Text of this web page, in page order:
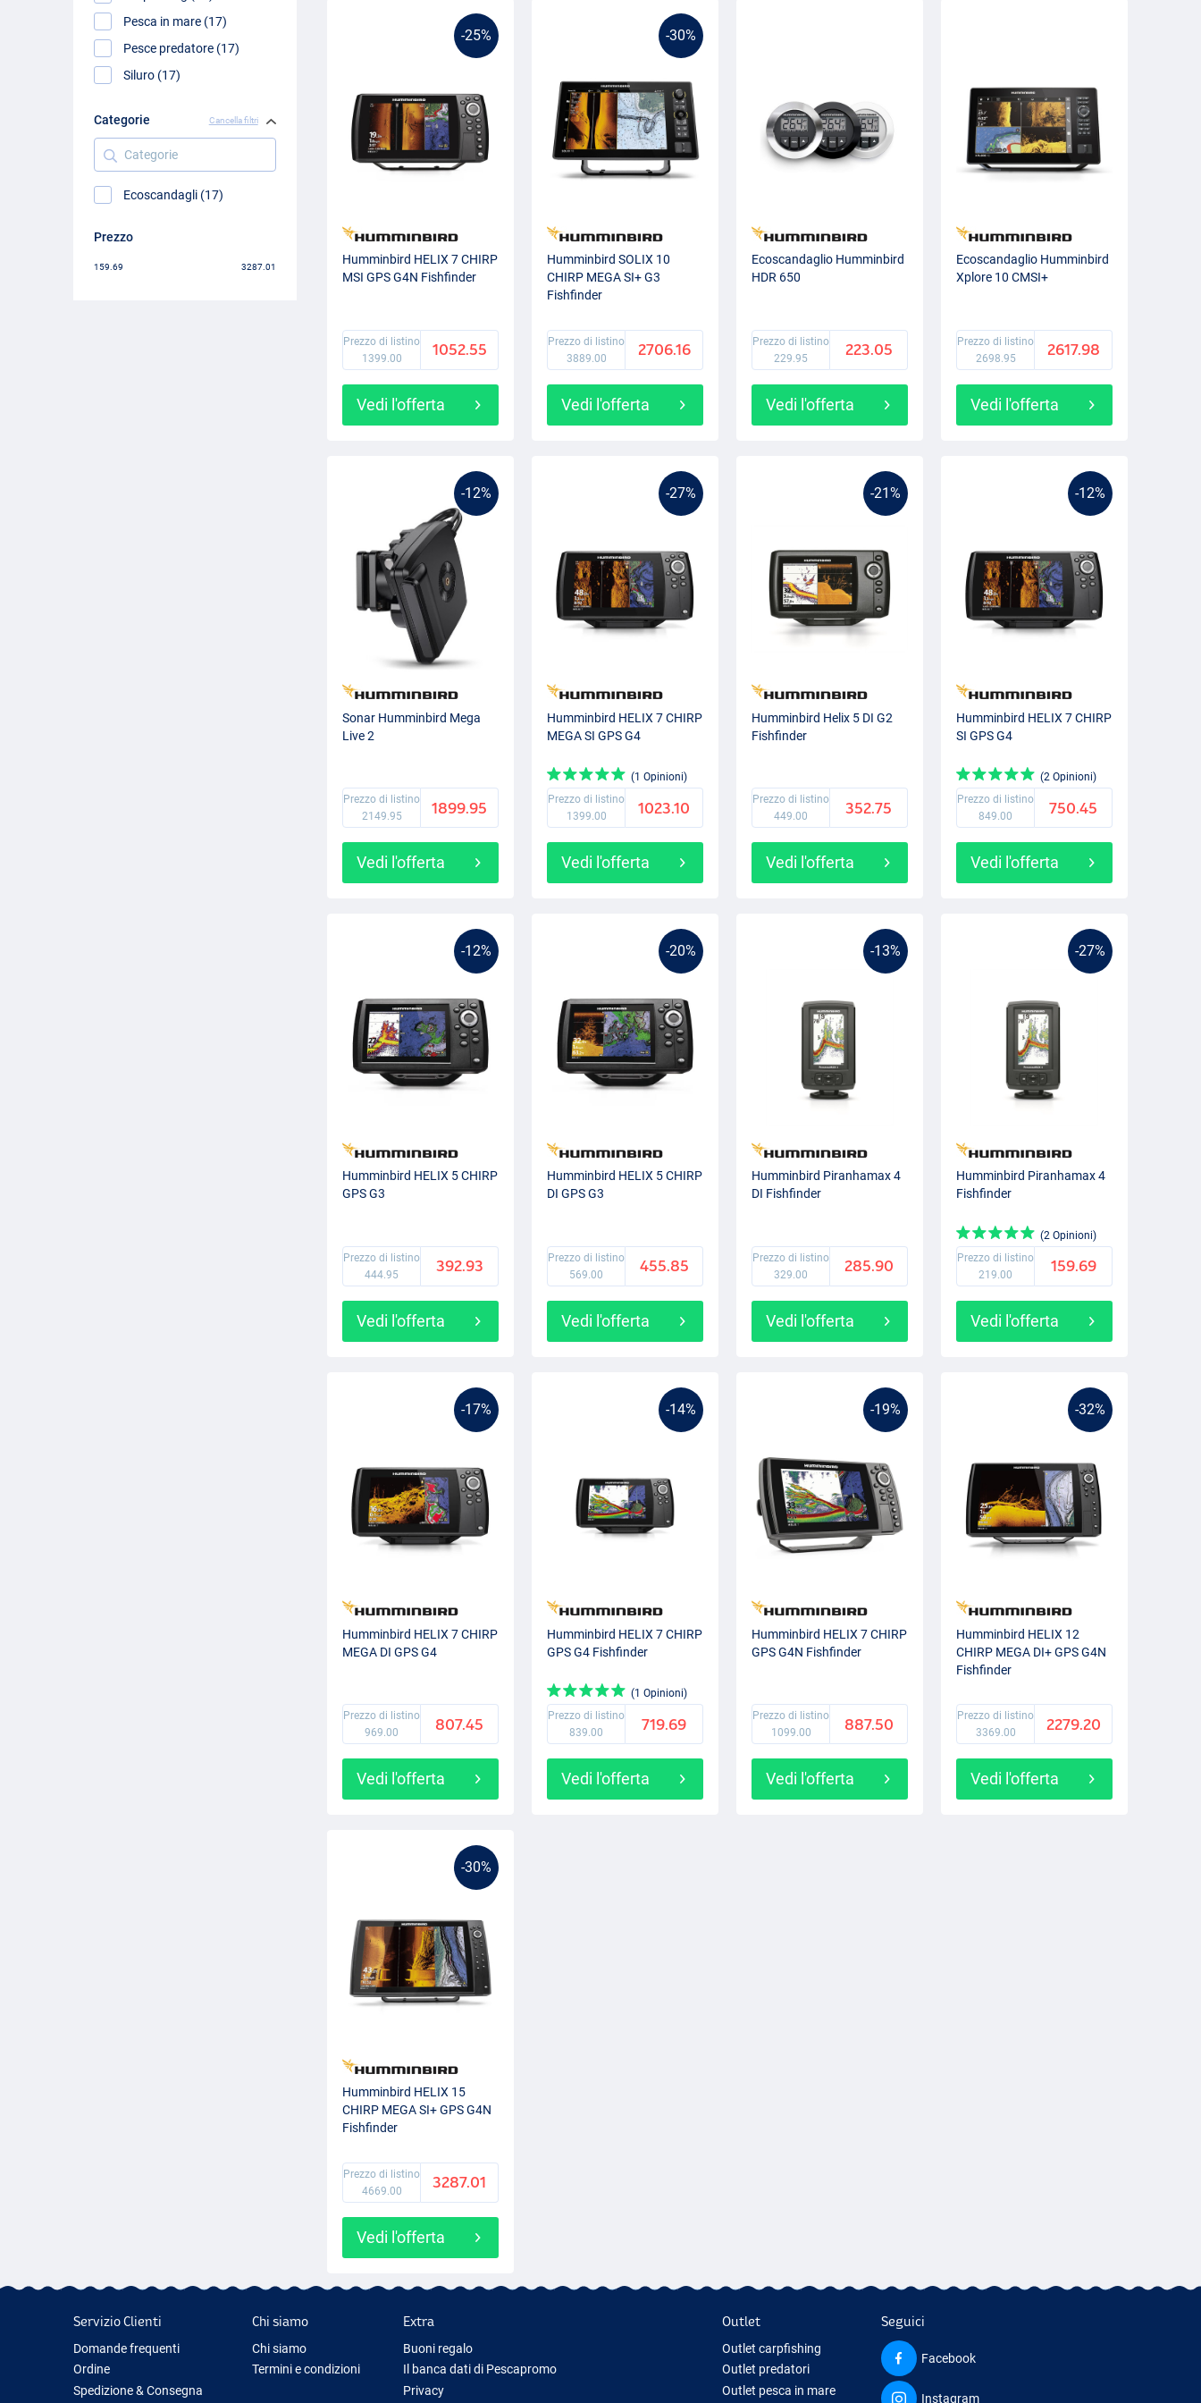
Pesca in mare (17)
Pesce predatore (17)
Siluro (17)
Categorie Cancella filtri
Categorie
Ecoscandagli (17)
Prezzo
159.69 3287.01
-25%
Humminbird HELIX 7 CHIRP
MSI GPS G4N Fishfinder
Prezzo di listino
1399.00
1052.55
Vedi l'offerta
-30%
Humminbird SOLIX 10
CHIRP MEGA SI+ G3
Fishfinder
Prezzo di listino
3889.00
2706.16
Vedi l'offerta
Ecoscandaglio Humminbird
HDR 650
Prezzo di listino
229.95
223.05
Vedi l'offerta
Ecoscandaglio Humminbird
Xplore 10 CMSI+
Prezzo di listino
2698.95
2617.98
Vedi l'offerta
-12%
Sonar Humminbird Mega
Live 2
Prezzo di listino
2149.95
1899.95
Vedi l'offerta
-27%
Humminbird HELIX 7 CHIRP
MEGA SI GPS G4
(1 Opinioni)
Prezzo di listino
1399.00
1023.10
Vedi l'offerta
-21%
Humminbird Helix 5 DI G2
Fishfinder
Prezzo di listino
449.00
352.75
Vedi l'offerta
-12%
Humminbird HELIX 7 CHIRP
SI GPS G4
(2 Opinioni)
Prezzo di listino
849.00
750.45
Vedi l'offerta
-12%
Humminbird HELIX 5 CHIRP
GPS G3
Prezzo di listino
444.95
392.93
Vedi l'offerta
-20%
Humminbird HELIX 5 CHIRP
DI GPS G3
Prezzo di listino
569.00
455.85
Vedi l'offerta
-13%
Humminbird Piranhamax 4
DI Fishfinder
Prezzo di listino
329.00
285.90
Vedi l'offerta
-27%
Humminbird Piranhamax 4
Fishfinder
(2 Opinioni)
Prezzo di listino
219.00
159.69
Vedi l'offerta
-17%
Humminbird HELIX 7 CHIRP
MEGA DI GPS G4
Prezzo di listino
969.00
807.45
Vedi l'offerta
-14%
Humminbird HELIX 7 CHIRP
GPS G4 Fishfinder
(1 Opinioni)
Prezzo di listino
839.00
719.69
Vedi l'offerta
-19%
Humminbird HELIX 7 CHIRP
GPS G4N Fishfinder
Prezzo di listino
1099.00
887.50
Vedi l'offerta
-32%
Humminbird HELIX 12
CHIRP MEGA DI+ GPS G4N
Fishfinder
Prezzo di listino
3369.00
2279.20
Vedi l'offerta
-30%
Humminbird HELIX 15
CHIRP MEGA SI+ GPS G4N
Fishfinder
Prezzo di listino
4669.00
3287.01
Vedi l'offerta
Servizio Clienti
Domande frequenti
Ordine
Spedizione & Consegna
Chi siamo
Chi siamo
Termini e condizioni
Extra
Buoni regalo
Il banca dati di Pescapromo
Privacy
Outlet
Outlet carpfishing
Outlet predatori
Outlet pesca in mare
Seguici
Facebook
Instagram